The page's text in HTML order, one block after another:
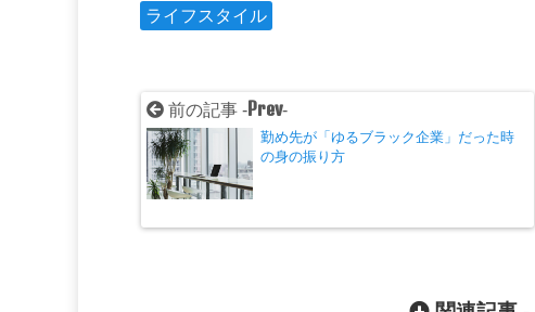
ライフスタイル
前の記事 -Prev-
勤め先が「ゆるブラック企業」だった時
の身の振り方